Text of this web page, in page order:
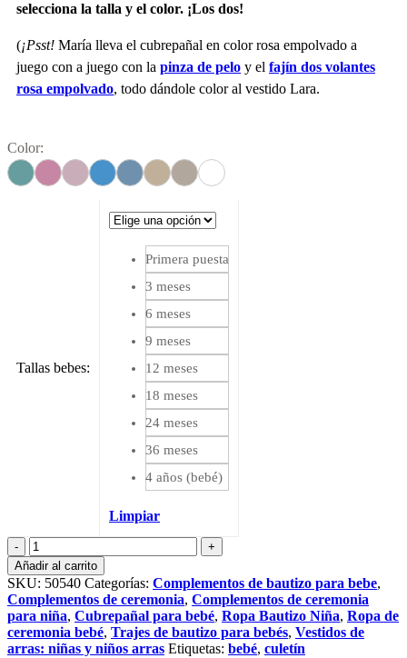
selecciona la talla y el color. ¡Los dos!
(¡Psst! María lleva el cubrepañal en color rosa empolvado a
juego con a juego con la pinza de pelo y el fajín dos volantes
rosa empolvado, todo dándole color al vestido Lara.
Color:
Tallas bebes:
Primera puesta
3 meses
6 meses
9 meses
12 meses
18 meses
24 meses
36 meses
4 años (bebé)
Limpiar
Cubrepañal
de
lino
rosa
empolvado
cantidad
Añadir al carrito
SKU: 50540 Categorías: Complementos de bautizo para bebe,
Complementos de ceremonia, Complementos de ceremonia
para niña, Cubrepañal para bebé, Ropa Bautizo Niña, Ropa de
ceremonia bebé, Trajes de bautizo para bebés, Vestidos de
arras: niñas y niños arras Etiquetas: bebé, culetín